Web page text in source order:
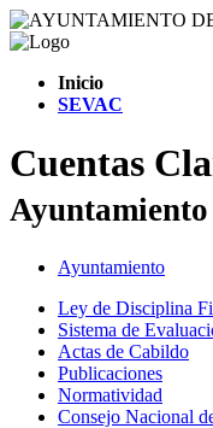
Inicio
SEVAC
Cuentas
Ayuntamiento
Ley de Disciplina
Sistema de
Actas de Cabildo
Publicaciones
Normatividad
Consejo Nacional